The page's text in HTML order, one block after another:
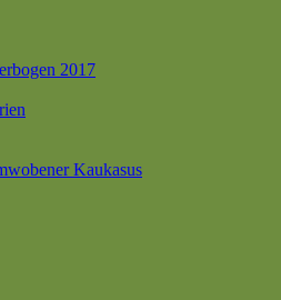
2017
Kaukasus